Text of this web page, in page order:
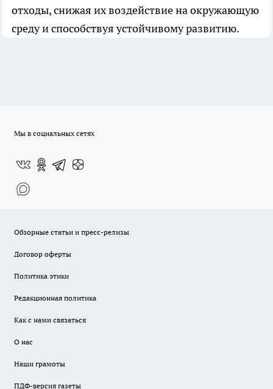
отходы, снижая их воздействие на окружающую
среду и способствуя устойчивому развитию.
Мы в социальных сетях
Обзорные статьи и пресс-релизы
Договор оферты
Политика этики
Редакционная политика
Как с нами связаться
О нас
Наши грамоты
ПДФ-версия газеты